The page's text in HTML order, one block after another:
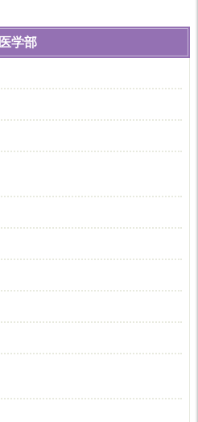
医学部